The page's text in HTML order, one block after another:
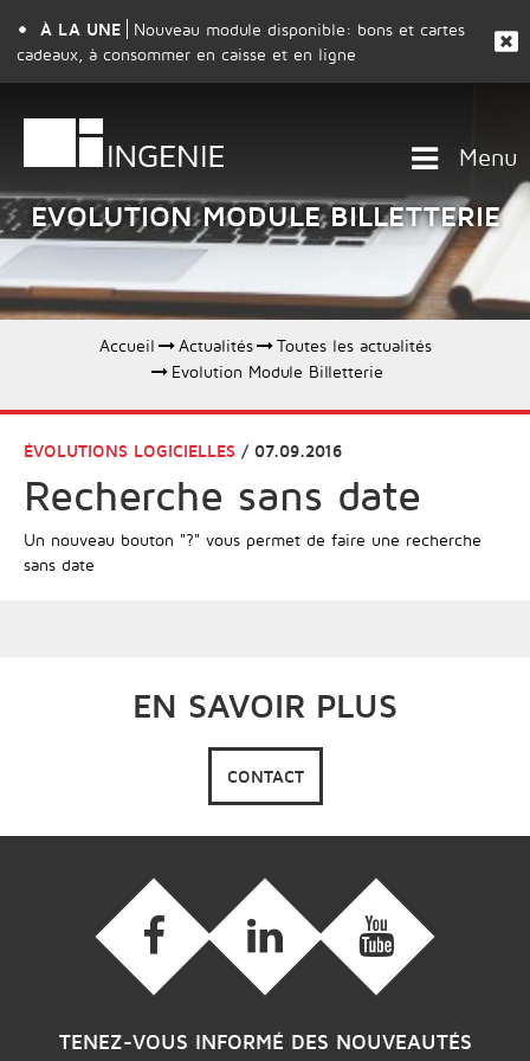
À LA UNE
Nouveau module disponible: bons et cartes
cadeaux, à consommer en caisse et en ligne
Menu
Accueil Actualités
Toutes les actualités
Evolution Module Billetterie
EVOLUTION MODULE BILLETTERIE
ÉVOLUTIONS LOGICIELLES / 07.09.2016
Recherche sans date
Un nouveau bouton "?" vous permet de faire une recherche
sans date
EN SAVOIR PLUS
CONTACT
TENEZ-VOUS INFORMÉ DES NOUVEAUTÉS